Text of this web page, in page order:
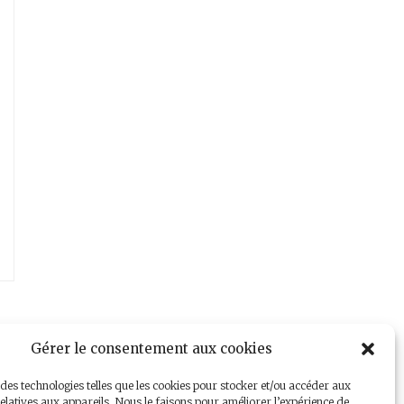
Gérer le consentement aux cookies
technologies telles que les cookies pour stocker et/ou accéder aux